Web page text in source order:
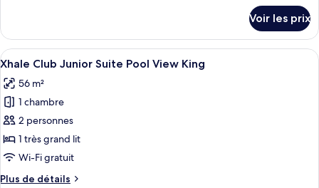
Suite
Partial
Ocean
View
King
le
type
de
Xhale
Club
Suite
Partial
Ocean
View
King
Voir les prix
Afficher
toutes
les
photos
pour
ce
type
Une chambre d’hôtel moderne
4
Xhale Club Junior Suite Pool View King
56 m²
1 chambre
2 personnes
1 très grand lit
Wi-Fi gratuit
Plus de détails
Plus